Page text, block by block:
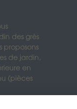
des grès
proposons
de jardin,
en
(pièces